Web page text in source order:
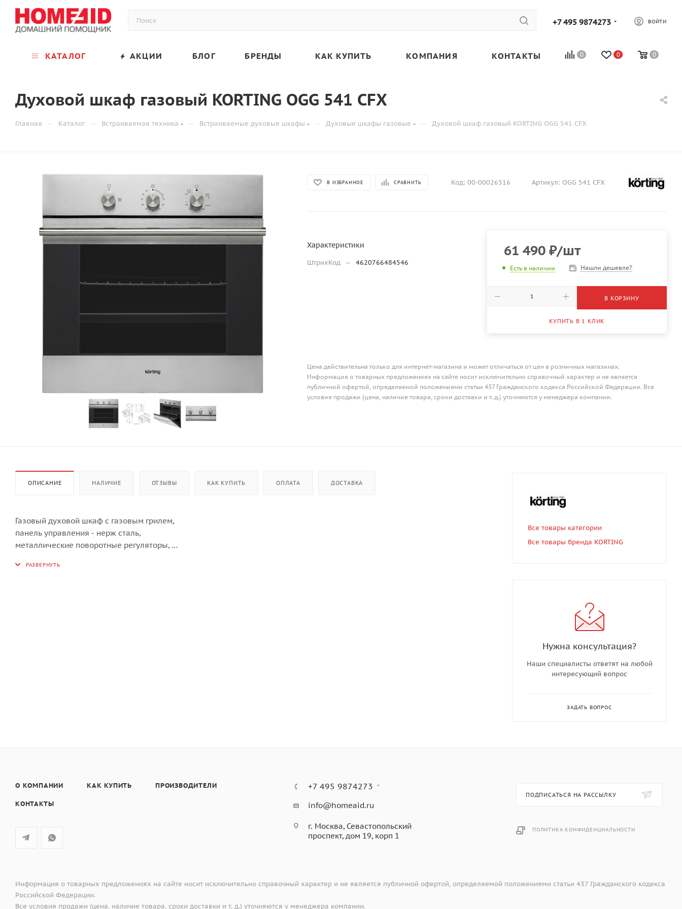
+7 495 9874273 ВОЙТИ
0 0 0
КАТАЛОГ АКЦИИ БЛОГ БРЕНДЫ КАК КУПИТЬ КОМПАНИЯ КОНТАКТЫ
Духовой шкаф газовый KORTING OGG 541 CFX
Главная — Каталог — Встраиваемая техника — Встраиваемые духовые шкафы — Духовые шкафы газовые — Духовой шкаф газовый KORTING OGG 541 CFX
В ИЗБРАННОЕ СРАВНИТЬ Код: 00-00026516 Артикул: OGG 541 CFX
Характеристики
ШтрихКод — 4620766484546
61 490₽/шт
Есть в наличии Нашли дешевле?
В КОРЗИНУ
КУПИТЬ В 1 КЛИК
Цена действительна только для интернет-магазина и может отличаться от цен в розничных магазинах.
Информация о товарных предложениях на сайте носит исключительно справочный характер и не является
публичной офертой, определяемой положениями статьи 437 Гражданского кодекса Российской Федерации. Все
условия продажи (цена, наличие товара, сроки доставки и т. д.) уточняются у менеджера компании.
ОПИСАНИЕ НАЛИЧИЕ ОТЗЫВЫ КАК КУПИТЬ ОПЛАТА ДОСТАВКА
Газовый духовой шкаф с газовым грилем,
панель управления - нерж сталь,
металлические поворотные регуляторы,
звуковой сигнал окончания приготовления,
Все товары категории
Все товары бренда KORTING
Нужна консультация?
Наши специалисты ответят на любой
интересующий вопрос
ЗАДАТЬ ВОПРОС
О КОМПАНИИ КАК КУПИТЬ ПРОИЗВОДИТЕЛИ
КОНТАКТЫ
+7 495 9874273
info@homeaid.ru
г. Москва, Севастопольский
проспект, дом 19, корп 1
ПОДПИСАТЬСЯ НА РАССЫЛКУ
ПОЛИТИКА КОНФИДЕНЦИАЛЬНОСТИ
Информация о товарных предложениях на сайте носит исключительно справочный характер и не является публичной офертой, определяемой положениями статьи 437 Гражданского кодекса
Российской Федерации.
Все условия продажи (цена, наличие товара, сроки доставки и т. д.) уточняются у менеджера компании.